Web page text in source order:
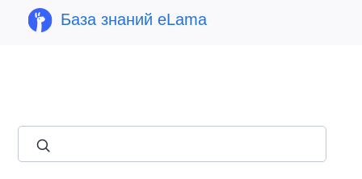
База знаний eLama